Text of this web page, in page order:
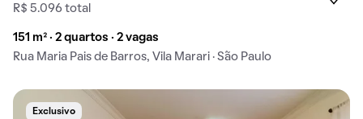
R$ 5.096 total
151 m² · 2 quartos · 2 vagas
Rua Maria Pais de Barros, Vila Marari · São Paulo
Exclusivo